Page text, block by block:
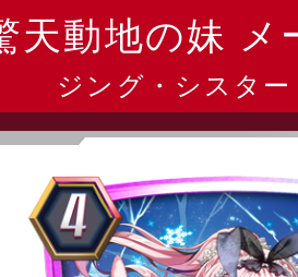
天動地の妹 メ
ジング・シスタ